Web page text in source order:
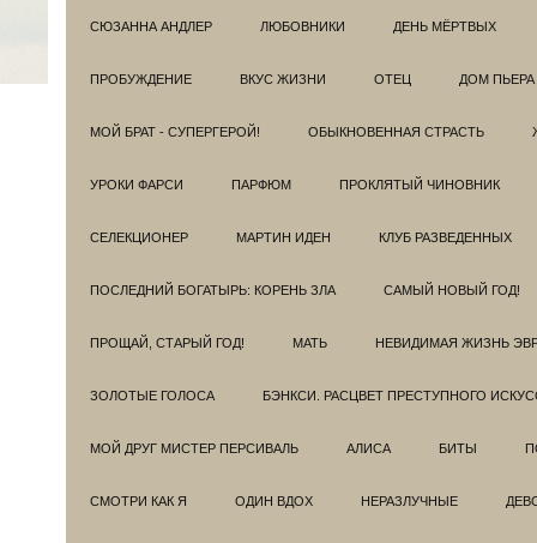
СЮЗАННА АНДЛЕР ЛЮБОВНИКИ ДЕНЬ МЁРТВЫХ
ПРОБУЖДЕНИЕ ВКУС ЖИЗНИ ОТЕЦ ДОМ ПЬЕРА
МОЙ БРАТ - СУПЕРГЕРОЙ! ОБЫКНОВЕННАЯ СТРАСТЬ
УРОКИ ФАРСИ ПАРФЮМ ПРОКЛЯТЫЙ ЧИНОВНИК
СЕЛЕКЦИОНЕР МАРТИН ИДЕН КЛУБ РАЗВЕДEННЫХ
ПОСЛЕДНИЙ БОГАТЫРЬ: КОРЕНЬ ЗЛА САМЫЙ НОВЫЙ ГОД!
ПРОЩАЙ, СТАРЫЙ ГОД! МАТЬ НЕВИДИМАЯ ЖИЗНЬ
ЗОЛОТЫЕ ГОЛОСА БЭНКСИ. РАСЦВЕТ ПРЕСТУПНОГО
МОЙ ДРУГ МИСТЕР ПЕРСИВАЛЬ АЛИСА БИТЫ
СМОТРИ КАК Я ОДИН ВДОХ НЕРАЗЛУЧНЫЕ